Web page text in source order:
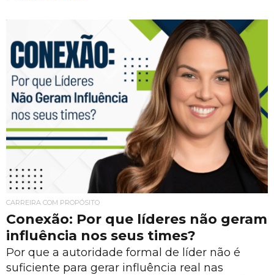
CARREIRA COM PROPÓSITO
Conexão: Por que líderes não geram
influência nos seus times?
Por que a autoridade formal de líder não é
suficiente para gerar influência real nas